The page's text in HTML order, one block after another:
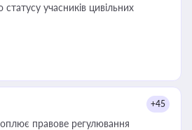
учасників цивільних
+45
правове регулювання